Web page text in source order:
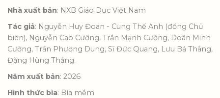
Nhà xuất bản: NXB Giáo Dục Việt Nam
Tác giả: Nguyễn Huy Đoan - Cung Thế Anh (đồng Chủ
biên), Nguyễn Cao Cường, Trần Mạnh Cường, Doãn Minh
Cường, Trần Phương Dung, Sĩ Đức Quang, Lưu Bá Thắng,
Đặng Hùng Thắng.
Năm xuất bản: 2026
Hình thức bìa: Bìa mềm